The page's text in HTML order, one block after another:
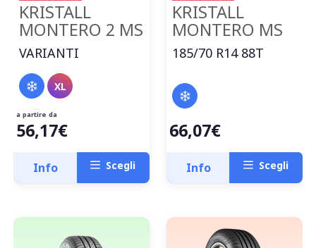
KRISTALL
MONTERO 2 MS
VARIANTI
XL
a partire da
56,17€
Info Scegli
KRISTALL
MONTERO MS
185/70 R14 88T
66,07€
Info Scegli